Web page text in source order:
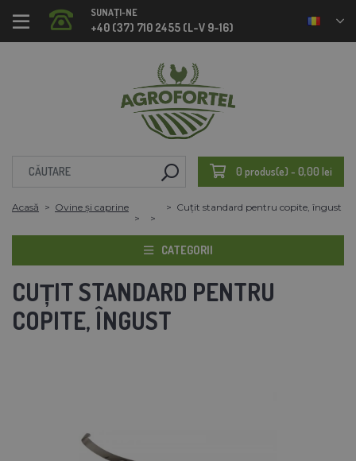
SUNAȚI-NE
+40 (37) 710 2455 (L-V 9-16)
0 produs(e) - 0,00 lei
Acasă Ovine și caprine Cuțit standard pentru copite, îngust
CATEGORII
CUȚIT STANDARD PENTRU
COPITE, ÎNGUST